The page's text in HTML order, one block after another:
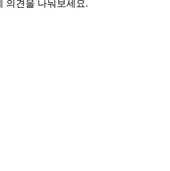
의견을 나눠보세요.